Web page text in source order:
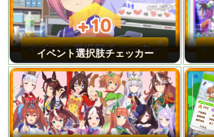
イベント選択肢チェッカー